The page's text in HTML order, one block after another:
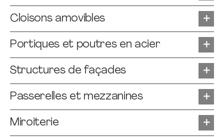
Cloisons amovibles
Portiques et poutres en acier
Structures de façades
Passerelles et mezzanines
Miroiterie